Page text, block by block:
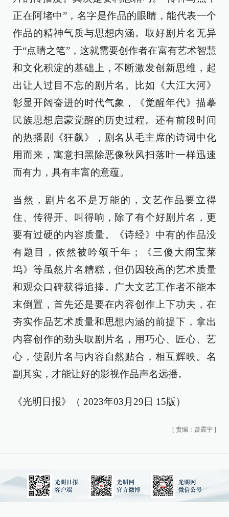
正在阿堵中”，名字是作品的眼睛，能代表一个
作品的精神气质与思想内涵。取好剧片名无异
于“点睛之笔”，这就需要创作者在富有艺术智慧
和文化积淀的基础上，不断激发创新思维，起
出让人过目不忘的剧片名。比如《大江大河》
彰显开阔奋进的时代气象，《觉醒年代》描摹
民族思想启蒙觉醒的历史过程。还有前段时间
的热播剧《狂飙》，剧名从毛主席的诗词中化
用而来，寓意扫黑除恶像秋风扫落叶一样迅速
而有力，具有丰富的意蕴。
当然，剧片名不是万能的，文艺作品要立得
住、传得开、叫得响，除了有个好剧片名，更
要有过硬的内容质量。《诗经》中有的作品没
有题目，依然被吟颂千年；《三傻大闹宝莱
坞》等虽然片名糟糕，但仍因较高的艺术质量
和观众口碑获得追捧。广大文艺工作者不能本
末倒置，首先还是要在内容创作上下功夫，在
夯实作品艺术质量和思想内涵的前提下，拿出
内容创作的劲头取剧片名，用巧心、匠心、艺
心，使剧片名与内容自然贴合，相互辉映。名
副其实，才能让好的影视作品声名远播。
《光明日报》（ 2023年03月29日 15版）
[ 责编：曾震宇 ]